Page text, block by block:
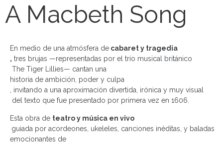
A Macbeth Song
En medio de una atmósfera de cabaret y tragedia
, tres brujas —representadas por el trío musical británico
The Tiger Lillies— cantan una
historia de ambición, poder y culpa
, invitando a una aproximación divertida, irónica y muy visual
del texto que fue presentado por primera vez en 1606.
Esta obra de teatro y música en vivo
guiada por acordeones, ukeleles, canciones inéditas, y baladas
emocionantes de